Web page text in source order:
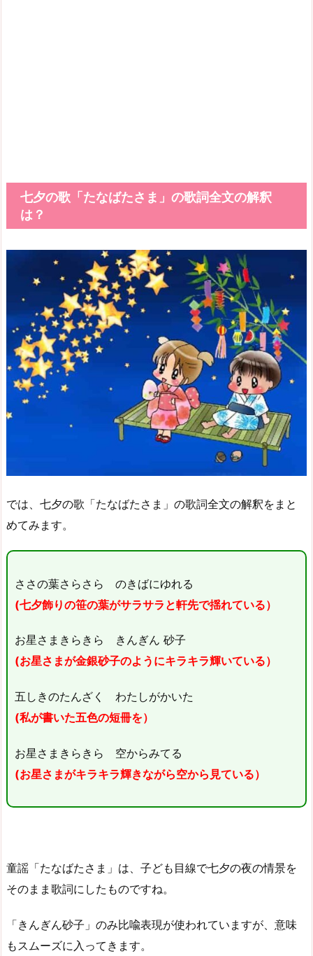
七夕の歌「たなばたさま」の歌詞全文の解釈
は？
では、七夕の歌「たなばたさま」の歌詞全文の解釈をまと
めてみます。
ささの葉さらさら のきばにゆれる
(七夕飾りの笹の葉がサラサラと軒先で揺れている）
お星さまきらきら きんぎん 砂子
(お星さまが金銀砂子のようにキラキラ輝いている）
五しきのたんざく わたしがかいた
(私が書いた五色の短冊を）
お星さまきらきら 空からみてる
(お星さまがキラキラ輝きながら空から見ている）
童謡「たなばたさま」は、子ども目線で七夕の夜の情景を
そのまま歌詞にしたものですね。
「きんぎん砂子」のみ比喩表現が使われていますが、意味
もスムーズに入ってきます。